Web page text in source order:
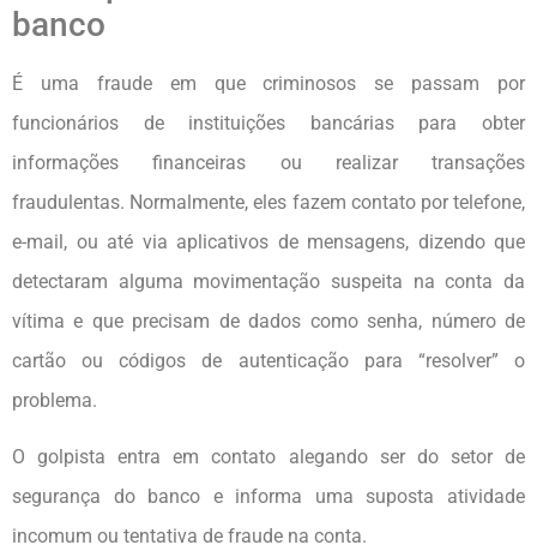
banco
É uma fraude em que criminosos se passam por
funcionários de instituições bancárias para obter
informações financeiras ou realizar transações
fraudulentas. Normalmente, eles fazem contato por telefone,
e-mail, ou até via aplicativos de mensagens, dizendo que
detectaram alguma movimentação suspeita na conta da
vítima e que precisam de dados como senha, número de
cartão ou códigos de autenticação para “resolver” o
problema.
O golpista entra em contato alegando ser do setor de
segurança do banco e informa uma suposta atividade
incomum ou tentativa de fraude na conta.